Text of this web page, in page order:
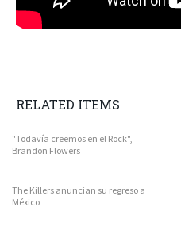
RELATED ITEMS
"Todavía creemos en el Rock",
Brandon Flowers
The Killers anuncian su regreso a
México